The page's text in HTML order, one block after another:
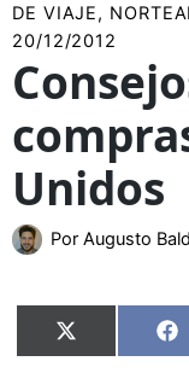
DE VIAJE,
20/12/2012
Unidos
Por Augusto
Compartir
en
X
(Twitter)